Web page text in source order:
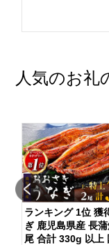
人気のお礼
ランキング 1位 獲
ぎ 鹿児島県産 長
尾 合計 330g 以上